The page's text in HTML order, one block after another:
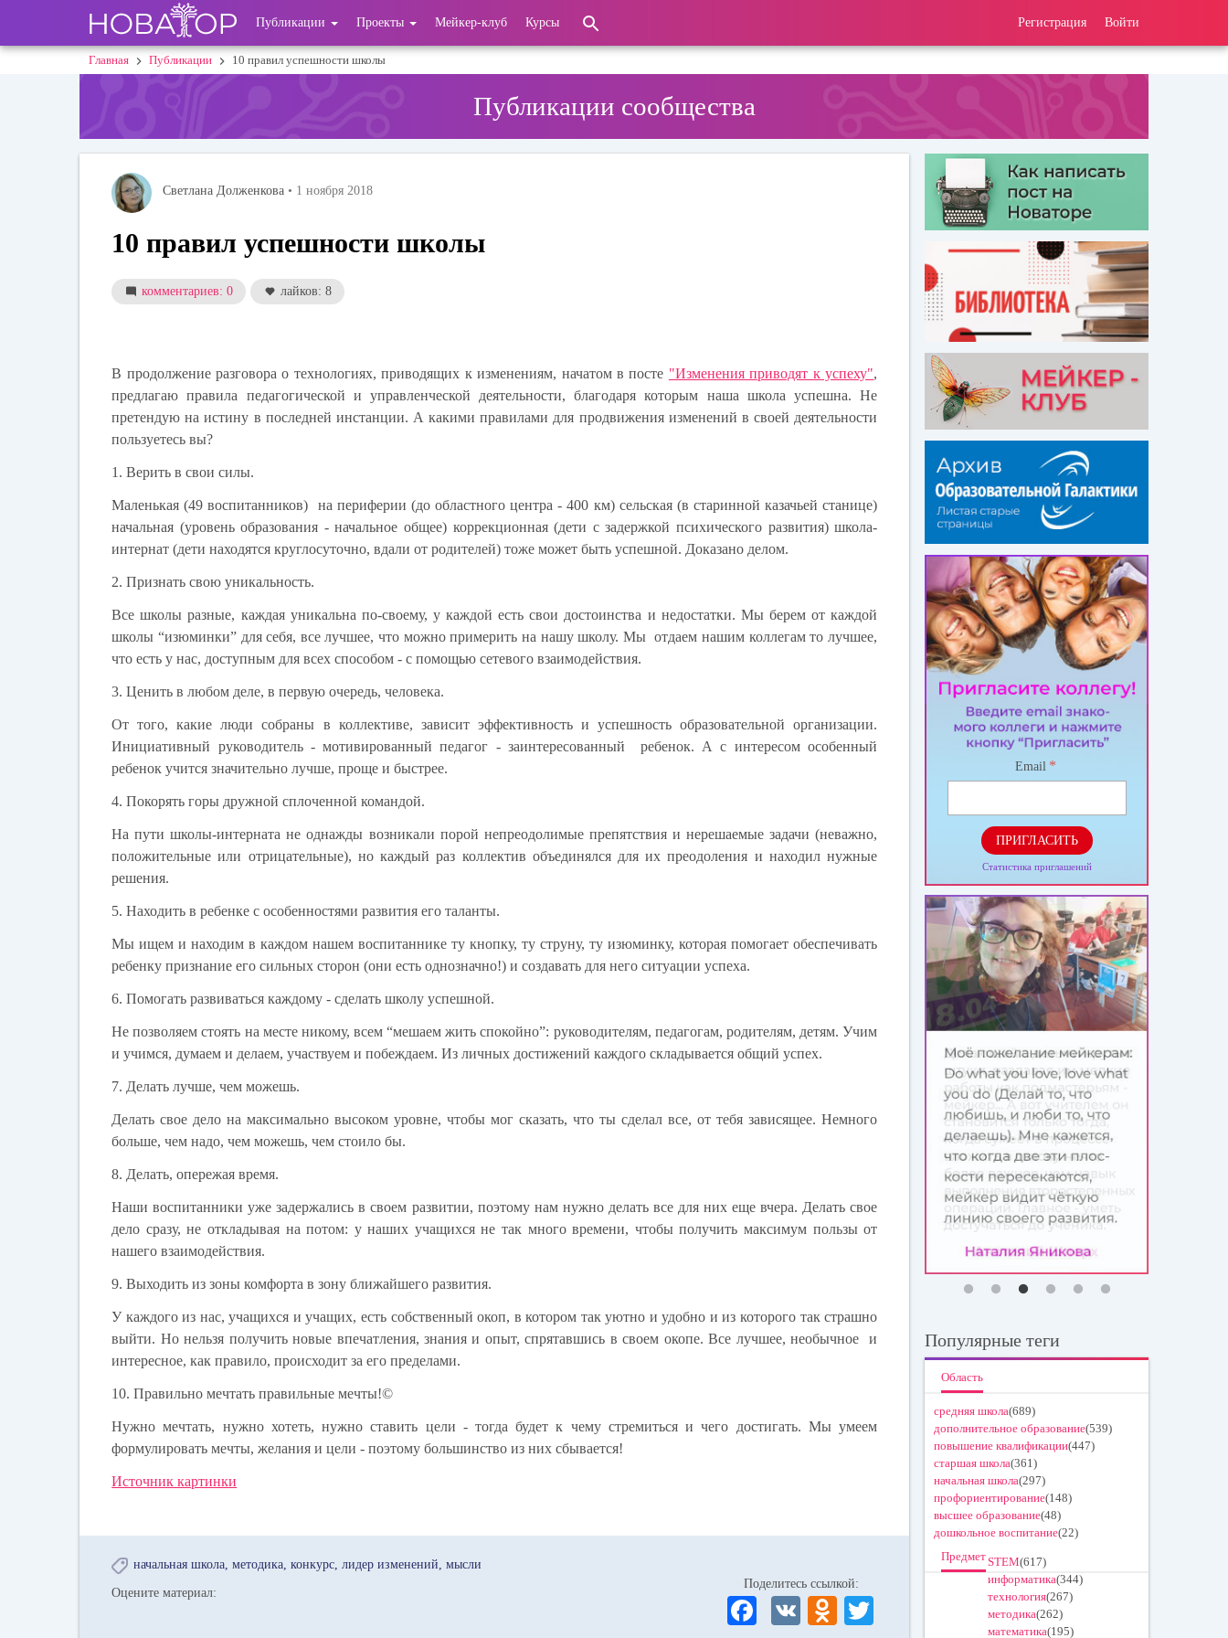
основному
User
account
Регистрация Войти
Публикации Проекты Мейкер-клуб Курсы
Строка
Главная Публикации 10 правил успешности школы
Публикации сообщества
Светлана Долженкова • 1 ноября 2018
10 правил успешности школы
комментариев: 0 лайков: 8
В продолжение разговора о технологиях, приводящих к изменениям, начатом в посте "Изменения приводят к успеху",
предлагаю правила педагогической и управленческой деятельности, благодаря которым наша школа успешна. Не
претендую на истину в последней инстанции. А какими правилами для продвижения изменений в своей деятельности
пользуетесь вы?
1. Верить в свои силы.
Маленькая (49 воспитанников) на периферии (до областного центра - 400 км) сельская (в старинной казачьей станице)
начальная (уровень образования - начальное общее) коррекционная (дети с задержкой психического развития) школа-
интернат (дети находятся круглосуточно, вдали от родителей) тоже может быть успешной. Доказано делом.
2. Признать свою уникальность.
Все школы разные, каждая уникальна по-своему, у каждой есть свои достоинства и недостатки. Мы берем от каждой
школы “изюминки” для себя, все лучшее, что можно примерить на нашу школу. Мы отдаем нашим коллегам то лучшее,
что есть у нас, доступным для всех способом - с помощью сетевого взаимодействия.
3. Ценить в любом деле, в первую очередь, человека.
От того, какие люди собраны в коллективе, зависит эффективность и успешность образовательной организации.
Инициативный руководитель - мотивированный педагог - заинтересованный ребенок. А с интересом особенный
ребенок учится значительно лучше, проще и быстрее.
4. Покорять горы дружной сплоченной командой.
На пути школы-интерната не однажды возникали порой непреодолимые препятствия и нерешаемые задачи (неважно,
положительные или отрицательные), но каждый раз коллектив объединялся для их преодоления и находил нужные
решения.
5. Находить в ребенке с особенностями развития его таланты.
Мы ищем и находим в каждом нашем воспитаннике ту кнопку, ту струну, ту изюминку, которая помогает обеспечивать
ребенку признание его сильных сторон (они есть однозначно!) и создавать для него ситуации успеха.
6. Помогать развиваться каждому - сделать школу успешной.
Не позволяем стоять на месте никому, всем “мешаем жить спокойно”: руководителям, педагогам, родителям, детям. Учим
и учимся, думаем и делаем, участвуем и побеждаем. Из личных достижений каждого складывается общий успех.
7. Делать лучше, чем можешь.
Делать свое дело на максимально высоком уровне, чтобы мог сказать, что ты сделал все, от тебя зависящее. Немного
больше, чем надо, чем можешь, чем стоило бы.
8. Делать, опережая время.
Наши воспитанники уже задержались в своем развитии, поэтому нам нужно делать все для них еще вчера. Делать свое
дело сразу, не откладывая на потом: у наших учащихся не так много времени, чтобы получить максимум пользы от
нашего взаимодействия.
9. Выходить из зоны комфорта в зону ближайшего развития.
У каждого из нас, учащихся и учащих, есть собственный окоп, в котором так уютно и удобно и из которого так страшно
выйти. Но нельзя получить новые впечатления, знания и опыт, спрятавшись в своем окопе. Все лучшее, необычное и
интересное, как правило, происходит за его пределами.
10. Правильно мечтать правильные мечты!©
Нужно мечтать, нужно хотеть, нужно ставить цели - тогда будет к чему стремиться и чего достигать. Мы умеем
формулировать мечты, желания и цели - поэтому большинство из них сбывается!
Источник картинки
начальная школа методика конкурс лидер изменений мысли
Оцените материал:
Поделитесь ссылкой:
Fa
V O
Email *
ПРИГЛАСИТЬ
Статистика приглашений
Популярные теги
Область
средняя школа(689)
дополнительное образование(539)
повышение квалификации(447)
старшая школа(361)
начальная школа(297)
профориентирование(148)
высшее образование(48)
дошкольное воспитание(22)
ПредметSTEM(617)
информатика(344)
технология(267)
методика(262)
математика(195)